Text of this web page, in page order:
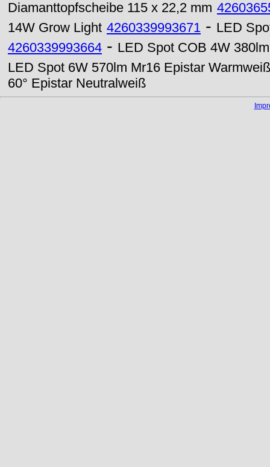
Diamanttopfscheibe 115 x 22,2 mm
14W Grow Light 4260339993671 - LED
4260339993664 - LED Spot COB 4W
LED Spot 6W 570lm Mr16 Epistar Warmweiß
60° Epistar Neutralweiß